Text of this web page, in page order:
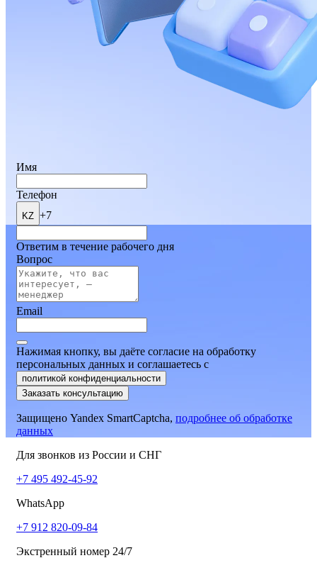
Имя
Телефон
KZ +7
Ответим в течение рабочего дня
Вопрос
Email
Нажимая кнопку, вы даёте согласие на обработку
персональных данных и соглашаетесь c
политикой конфиденциальности
Заказать консультацию
Защищено Yandex SmartCaptcha, подробнее об обработке
данных
Для звонков из России и СНГ
+7 495 492-45-92
WhatsApp
+7 912 820-09-84
Экстренный номер 24/7